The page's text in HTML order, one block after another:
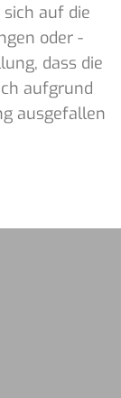
sich auf die
oder -
dass die
aufgrund
ausgefallen